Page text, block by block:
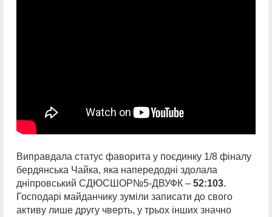
Виправдала статус фаворита у поєдинку 1/8 фіналу
бердянська Чайка, яка напередодні здолала
дніпровський СДЮСШОР№5-ДВУФК – 52:103.
Господарі майданчику зуміли записати до свого
активу лише другу чверть, у трьох інших значно